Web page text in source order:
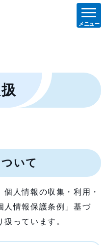
メニュー
いて
人情報の収集・利用・
人情報保護条例」基づ
っています。